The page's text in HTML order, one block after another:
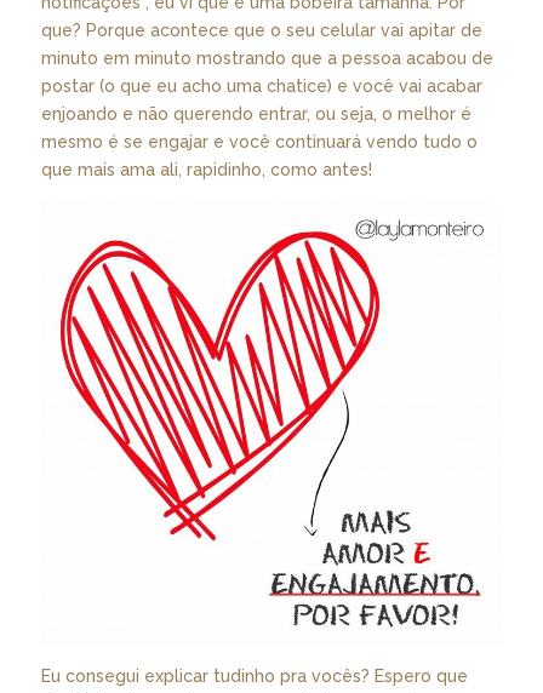
que? Porque acontece que o seu celular vai apitar de
minuto em minuto mostrando que a pessoa acabou de
postar (o que eu acho uma chatice) e você vai acabar
enjoando e não querendo entrar, ou seja, o melhor é
mesmo é se engajar e você continuará vendo tudo o
que mais ama ali, rapidinho, como antes!
Eu consegui explicar tudinho pra vocês? Espero que